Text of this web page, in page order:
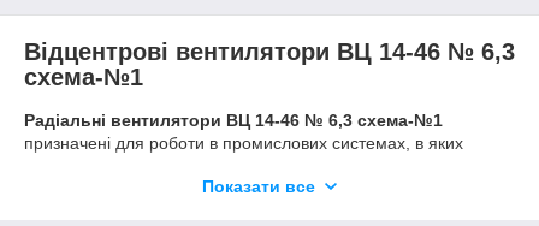
Відцентрові вентилятори ВЦ 14-46 № 6,3
схема-№1
Радіальні вентилятори ВЦ 14-46 № 6,3 схема-№1
призначені для роботи в промислових системах, в яких
Показати все